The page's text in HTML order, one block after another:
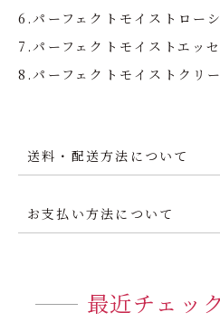
6.パーフェクトモイストロー
7.パーフェクトモイストエッ
8.パーフェクトモイストクリ
送料・配送方法について
お支払い方法について
最近チェッ